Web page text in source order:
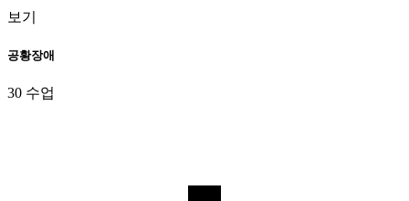
보기
공황장애
30 수업